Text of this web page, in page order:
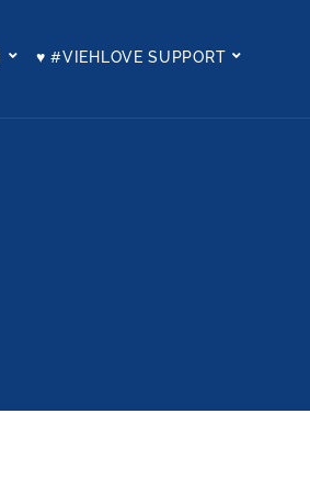
♥ #VIEHLOVE SUPPORT